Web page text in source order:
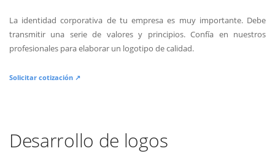
La identidad corporativa de tu empresa es muy importante. Debe
transmitir una serie de valores y principios. Confía en nuestros
profesionales para elaborar un logotipo de calidad.
Solicitar cotización ↗
Desarrollo de logos